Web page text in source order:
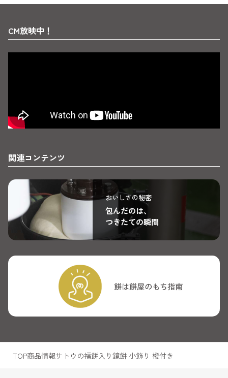
CM放映中！
関連コンテンツ
おいしさの秘密
包んだのは、
つきたての瞬間
餅は餅屋のもち指南
TOP商品情報サトウの福餅入り鏡餅 小飾り 橙付き